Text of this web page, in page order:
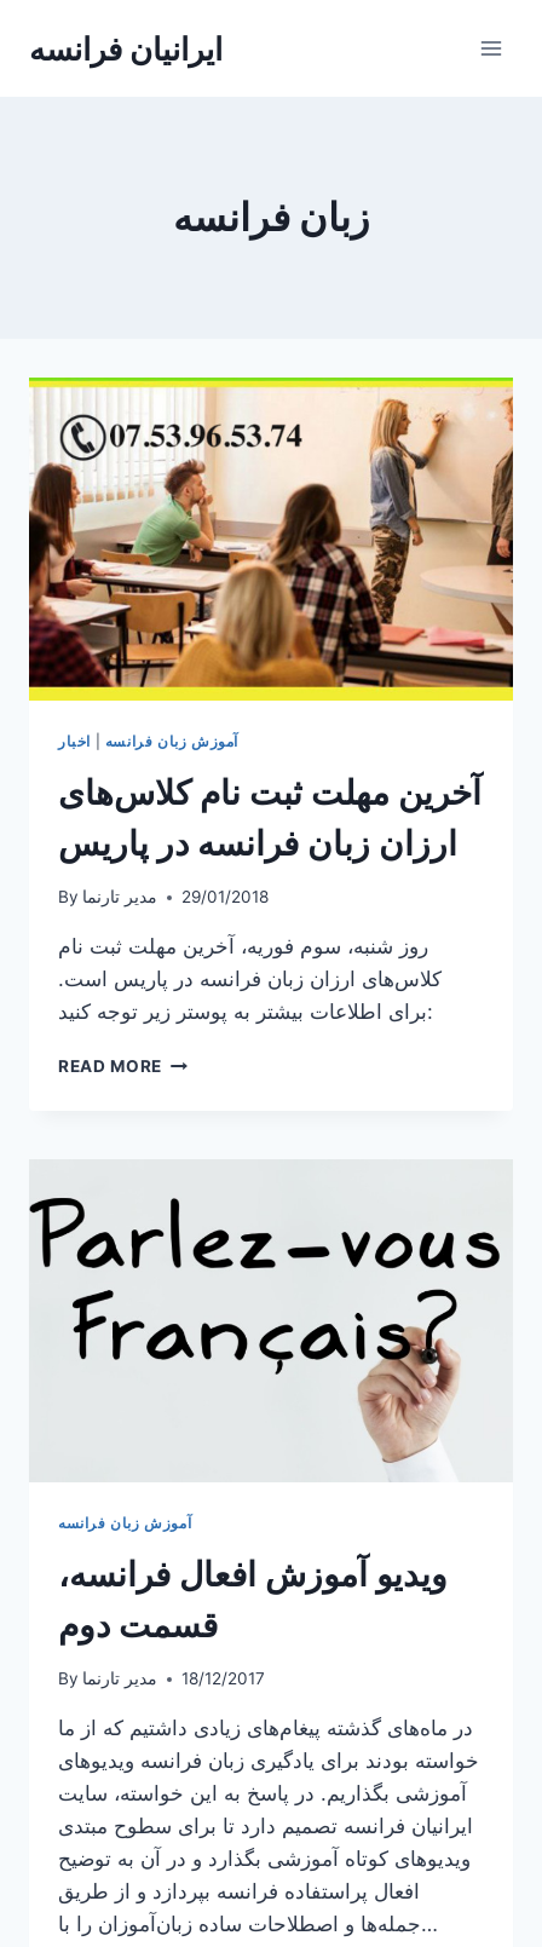
ایرانیان فرانسه
زبان فرانسه
آموزش زبان فرانسه اخبار
آخرین مهلت ثبت نام کلاس‌های
ارزان زبان فرانسه در پاریس
By مدیر تارنما 29/01/2018
روز شنبه، سوم فوریه، آخرین مهلت ثبت نام
کلاس‌های ارزان زبان فرانسه در پاریس است.
برای اطلاعات بیشتر به پوستر زیر توجه کنید:
READ MORE آخرین
زبان
فرانسه
در
آموزش زبان فرانسه
ویدیو آموزش افعال فرانسه،
قسمت دوم
By مدیر تارنما 18/12/2017
در ماه‌های گذشته پیغام‌های زیادی داشتیم که از ما
خواسته بودند برای یادگیری زبان فرانسه ویدیوهای
آموزشی بگذاریم. در پاسخ به این خواسته، سایت
ایرانیان فرانسه تصمیم دارد تا برای سطوح مبتدی
ویدیوهای کوتاه آموزشی بگذارد و در آن به توضیح
افعال پراستفاده فرانسه بپردازد و از طریق
جمله‌ها و اصطلاحات ساده زبان‌آموزان را با…